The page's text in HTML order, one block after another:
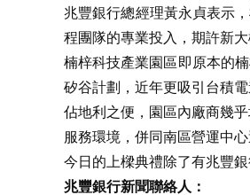
兆豐銀行總經理黃永貞表示
程團隊的專業投入，期許新
楠梓科技產業園區即原本的
矽谷計劃，近年更吸引台積
佔地利之便，園區內廠商幾
服務環境，併同南區營運中
今日的上樑典禮除了有兆豐
兆豐銀行新聞聯絡人：